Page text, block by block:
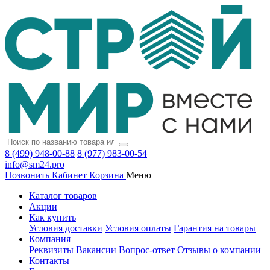
8 (499) 948-00-88 8 (977) 983-00-54
info@sm24.pro
Позвонить Кабинет Корзина Меню
Каталог товаров
Акции
Как купить
Условия доставки Условия оплаты Гарантия на товары
Компания
Реквизиты Вакансии Вопрос-ответ Отзывы о компании
Контакты